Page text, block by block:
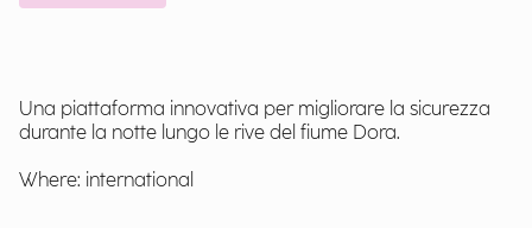
Una piattaforma innovativa per migliorare la sicurezza
durante la notte lungo le rive del fiume Dora.
Where: international